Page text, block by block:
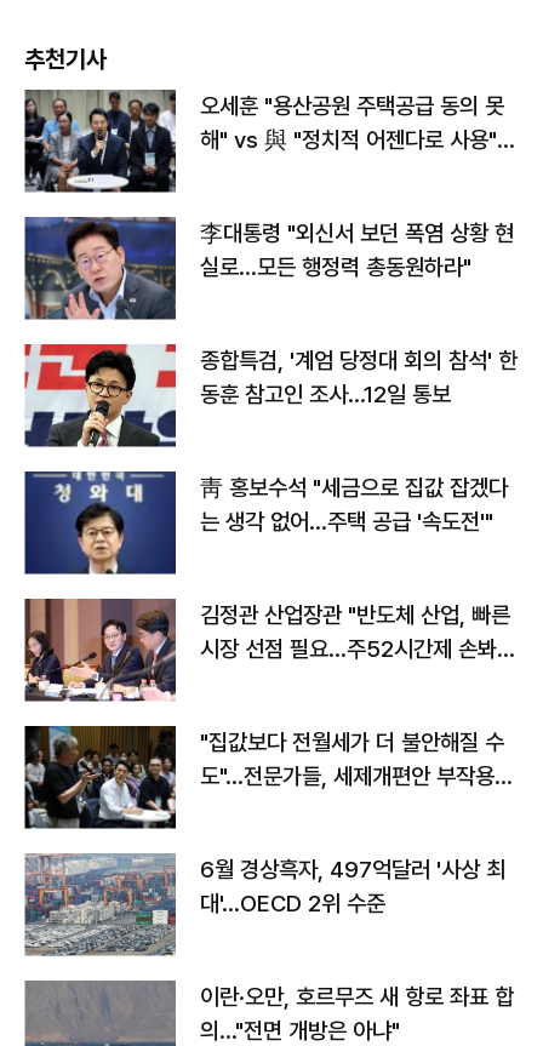
추천기사
오세훈 "용산공원 주택공급 동의 못
해" vs 與 "정치적 어젠다로 사용"
李대통령 "외신서 보던 폭염 상황 현
실로…모든 행정력 총동원하라"
종합특검, '계엄 당정대 회의 참석' 한
동훈 참고인 조사...12일 통보
靑 홍보수석 "세금으로 집값 잡겠다
는 생각 없어…주택 공급 '속도전'"
김정관 산업장관 "반도체 산업, 빠른
시장 선점 필요…주52시간제 손봐
"집값보다 전월세가 더 불안해질 수
도"…전문가들, 세제개편안 부작용
6월 경상흑자, 497억달러 '사상 최
대'…OECD 2위 수준
이란·오만, 호르무즈 새 항로 좌표 합
의…"전면 개방은 아냐"